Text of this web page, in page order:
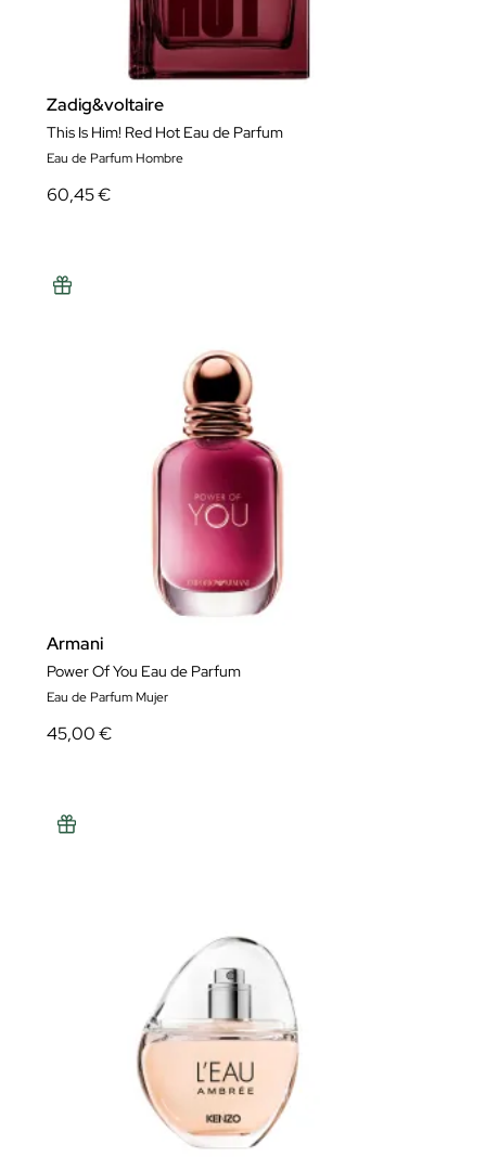
Zadig&voltaire
This Is Him! Red Hot Eau de Parfum
Eau de Parfum Hombre
60,45 €
Armani
Power Of You Eau de Parfum
Eau de Parfum Mujer
45,00 €